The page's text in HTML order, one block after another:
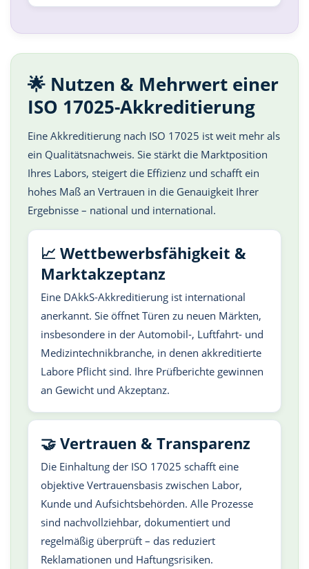
🌟 Nutzen & Mehrwert einer
ISO 17025-Akkreditierung
Eine Akkreditierung nach ISO 17025 ist weit mehr als
ein Qualitätsnachweis. Sie stärkt die Marktposition
Ihres Labors, steigert die Effizienz und schafft ein
hohes Maß an Vertrauen in die Genauigkeit Ihrer
Ergebnisse – national und international.
📈 Wettbewerbsfähigkeit &
Marktakzeptanz
Eine DAkkS-Akkreditierung ist international
anerkannt. Sie öffnet Türen zu neuen Märkten,
insbesondere in der Automobil-, Luftfahrt- und
Medizintechnikbranche, in denen akkreditierte
Labore Pflicht sind. Ihre Prüfberichte gewinnen
an Gewicht und Akzeptanz.
🤝 Vertrauen & Transparenz
Die Einhaltung der ISO 17025 schafft eine
objektive Vertrauensbasis zwischen Labor,
Kunde und Aufsichtsbehörden. Alle Prozesse
sind nachvollziehbar, dokumentiert und
regelmäßig überprüft – das reduziert
Reklamationen und Haftungsrisiken.